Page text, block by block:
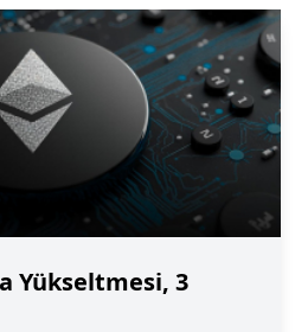
Yükseltmesi, 3